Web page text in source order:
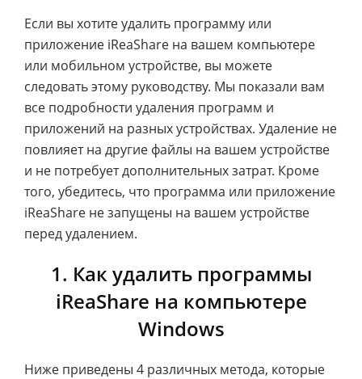
Если вы хотите удалить программу или
приложение iReaShare на вашем компьютере
или мобильном устройстве, вы можете
следовать этому руководству. Мы показали вам
все подробности удаления программ и
приложений на разных устройствах. Удаление не
повлияет на другие файлы на вашем устройстве
и не потребует дополнительных затрат. Кроме
того, убедитесь, что программа или приложение
iReaShare не запущены на вашем устройстве
перед удалением.
1. Как удалить программы
iReaShare на компьютере
Windows
Ниже приведены 4 различных метода, которые